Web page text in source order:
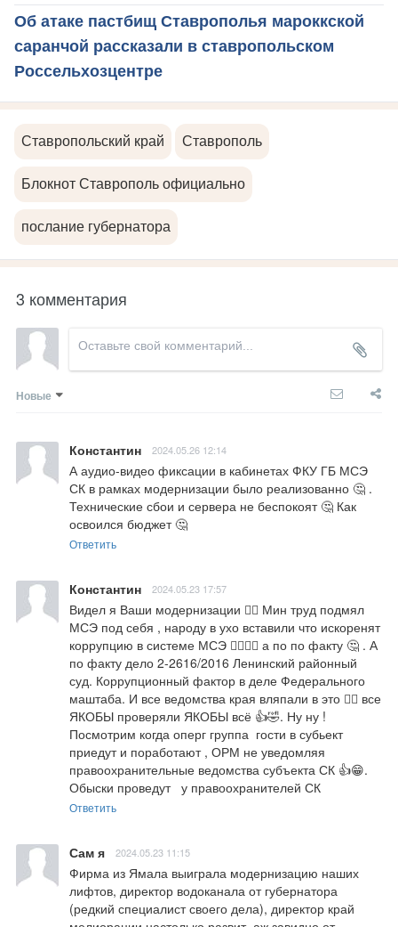
Об атаке пастбищ Ставрополья мароккской
саранчой рассказали в ставропольском
Россельхозцентре
Ставропольский край Ставрополь
Блокнот Ставрополь официально
послание губернатора
3 комментария
Новые
Константин 2024.05.26 12:14
А аудио-видео фиксации в кабинетах ФКУ ГБ МСЭ
СК в рамках модернизации было реализованно 🤔 .
Технические сбои и сервера не беспокоят 🤔 Как
освоился бюджет 🤔
Ответить
Константин 2024.05.23 17:57
Видел я Ваши модернизации 🤦‍♂️ Мин труд подмял
МСЭ под себя , народу в ухо вставили что искоренят
коррупцию в системе МСЭ 🤷‍♂️🤦‍♂️ а по по факту 🤔 . А
по факту дело 2-2616/2016 Ленинский районный
суд. Коррупционный фактор в деле Федерального
маштаба. И все ведомства края вляпали в это 🤦‍♂️ все
ЯКОБЫ проверяли ЯКОБЫ всё 👍🤣. Ну ну !
Посмотрим когда оперг группа  гости в субьект
приедут и поработают , ОРМ не уведомляя
правоохранительные ведомства субъекта СК 👍😁.
Обыски проведут   у правоохранителей СК
Ответить
Сам я 2024.05.23 11:15
Фирма из Ямала выиграла модернизацию наших
лифтов, директор водоканала от губернатора
(редкий специалист своего дела), директор край